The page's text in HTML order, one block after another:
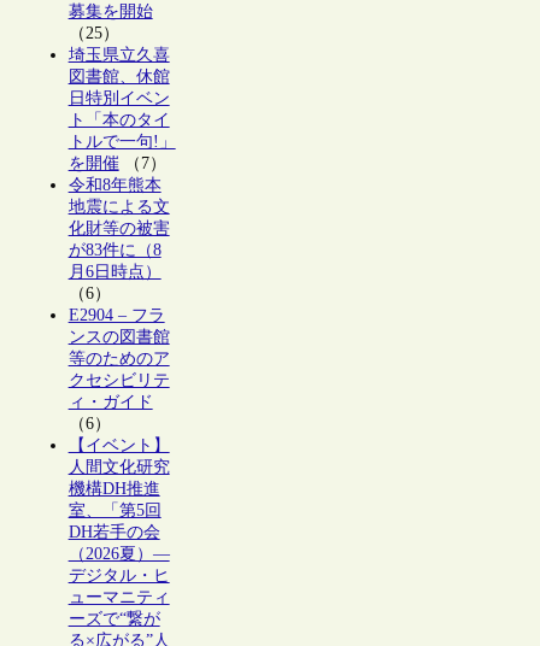
募集を開始
（25）
埼玉県立久喜
図書館、休館
日特別イベン
ト「本のタイ
トルで一句!」
を開催（7）
令和8年熊本
地震による文
化財等の被害
が83件に（8
月6日時点）
（6）
E2904 – フラ
ンスの図書館
等のためのア
クセシビリテ
ィ・ガイド
（6）
【イベント】
人間文化研究
機構DH推進
室、「第5回
DH若手の会
（2026夏）―
デジタル・ヒ
ューマニティ
ーズで“繋が
る×広がる”人